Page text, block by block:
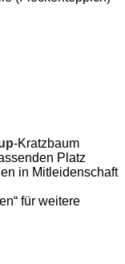
-Kratzbaum
Platz
in Mitleidenschaft
für weitere